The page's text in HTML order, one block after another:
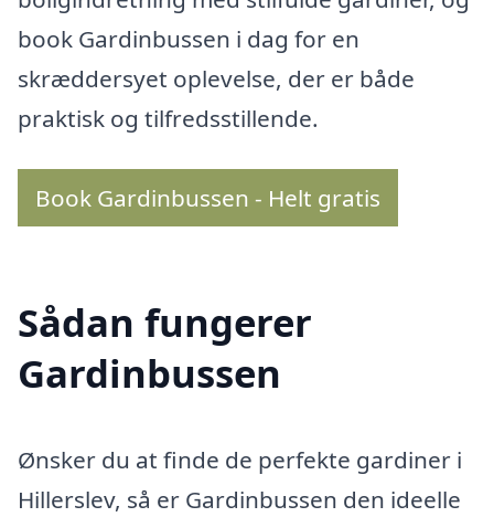
book Gardinbussen i dag for en
skræddersyet oplevelse, der er både
praktisk og tilfredsstillende.
Book Gardinbussen - Helt gratis
Sådan fungerer
Gardinbussen
Ønsker du at finde de perfekte gardiner i
Hillerslev, så er Gardinbussen den ideelle